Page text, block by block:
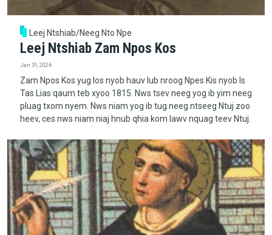
Leej Ntshiab/Neeg Nto Npe
Leej Ntshiab Zam Npos Kos
Jan 31, 2026
Zam Npos Kos yug los nyob hauv lub nroog Npes Kis nyob Is
Tas Lias qaum teb xyoo 1815. Nws tsev neeg yog ib yim neeg
pluag txom nyem. Nws niam yog ib tug neeg ntseeg Ntuj zoo
heev, ces nws niam niaj hnub qhia kom lawv nquag teev Ntuj.